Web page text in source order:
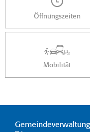
Öffnungszeiten
Mobilität
Gemeindeverwaltung